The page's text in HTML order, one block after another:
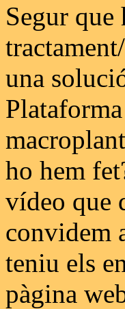
Segur que
una
ho hem
vídeo que
convidem
teniu els
pàgina